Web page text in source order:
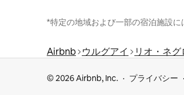
*特定の地域および一部の宿泊施設に
Airbnb ウルグアイ リオ・ネグ
© 2026 Airbnb, Inc. プライバシー